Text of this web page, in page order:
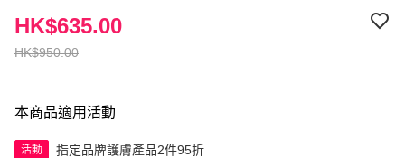
HK$950.00
HK$635.00
本商品適用活動
活動 指定品牌護膚產品2件95折